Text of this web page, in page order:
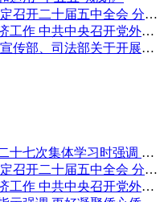
中共中央政治局召开会议 决定召开二十届五中全会 分析研究当前经济形势和经济工作 中共中央总书记习近平主持会议
就当前经济形势和下半年经济工作 中共中央召开党外人士座谈会 习近平主持并发表重要讲话 李强通报有关情况 王沪宁蔡奇丁薛祥出席
中共中央国务院转发 《中央宣传部、司法部关于开展法治宣传教育的第九个五年规划（二〇二六—二〇三〇年）》
习近平在中共中央政治局第二十七次集体学习时强调 强化政治引领 深化创新发展 高质量推进国防和军队现代化
中共中央政治局召开会议 决定召开二十届五中全会 分析研究当前经济形势和经济工作 中共中央总书记习近平主持会议
就当前经济形势和下半年经济工作 中共中央召开党外人士座谈会 习近平主持并发表重要讲话 李强通报有关情况 王沪宁蔡奇丁薛祥出席